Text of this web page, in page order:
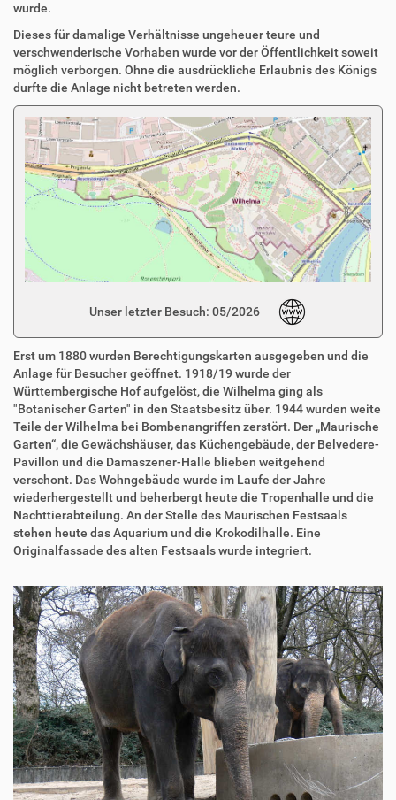
wurde.
Dieses für damalige Verhältnisse ungeheuer teure und
verschwenderische Vorhaben wurde vor der Öffentlichkeit soweit
möglich verborgen. Ohne die ausdrückliche Erlaubnis des Königs
durfte die Anlage nicht betreten werden.
Unser letzter Besuch: 05/2026
Erst um 1880 wurden Berechtigungskarten ausgegeben und die
Anlage für Besucher geöffnet. 1918/19 wurde der
Württembergische Hof aufgelöst, die Wilhelma ging als
"Botanischer Garten" in den Staatsbesitz über. 1944 wurden weite
Teile der Wilhelma bei Bombenangriffen zerstört. Der „Maurische
Garten“, die Gewächshäuser, das Küchengebäude, der Belvedere-
Pavillon und die Damaszener-Halle blieben weitgehend
verschont. Das Wohngebäude wurde im Laufe der Jahre
wiederhergestellt und beherbergt heute die Tropenhalle und die
Nachttierabteilung. An der Stelle des Maurischen Festsaals
stehen heute das Aquarium und die Krokodilhalle. Eine
Originalfassade des alten Festsaals wurde integriert.